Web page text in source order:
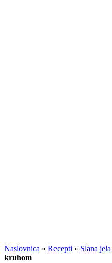
Naslovnica » Recepti » Slana jela
kruhom